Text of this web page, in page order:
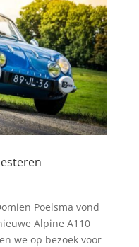
Poelsma vond
Alpine A110
we op bezoek voor